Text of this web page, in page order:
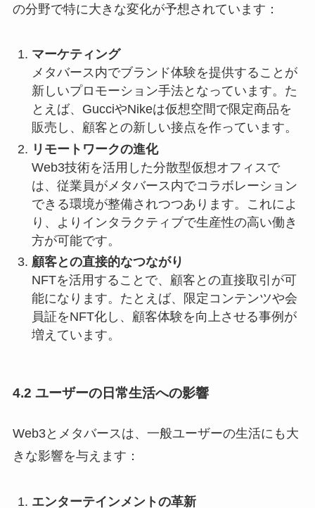
の分野で特に大きな変化が予想されています：
マーケティング
メタバース内でブランド体験を提供することが
新しいプロモーション手法となっています。た
とえば、GucciやNikeは仮想空間で限定商品を
販売し、顧客との新しい接点を作っています。
リモートワークの進化
Web3技術を活用した分散型仮想オフィスで
は、従業員がメタバース内でコラボレーション
できる環境が整備されつつあります。これによ
り、よりインタラクティブで生産性の高い働き
方が可能です。
顧客との直接的なつながり
NFTを活用することで、顧客との直接取引が可
能になります。たとえば、限定コンテンツや会
員証をNFT化し、顧客体験を向上させる事例が
増えています。
4.2 ユーザーの日常生活への影響
Web3とメタバースは、一般ユーザーの生活にも大
きな影響を与えます：
エンターテインメントの革新